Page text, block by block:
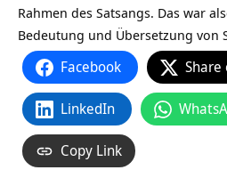
Rahmen des Satsangs. Das war
Bedeutung und Übersetzung von
Facebook Share
LinkedIn
Copy Link